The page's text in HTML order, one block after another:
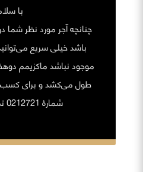
با
چنانچه آجر مورد نظر شما
باشد خیلی سریع
موجود نباشد ماکزیمم
طول می‌کشد و برای کسب
شمارۀ 0212721 تماس بگیرید.